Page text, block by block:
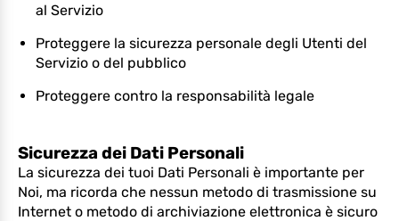
al Servizio
Proteggere la sicurezza personale degli Utenti del
Servizio o del pubblico
Proteggere contro la responsabilità legale
Sicurezza dei Dati Personali
La sicurezza dei tuoi Dati Personali è importante per
Noi, ma ricorda che nessun metodo di trasmissione su
Internet o metodo di archiviazione elettronica è sicuro